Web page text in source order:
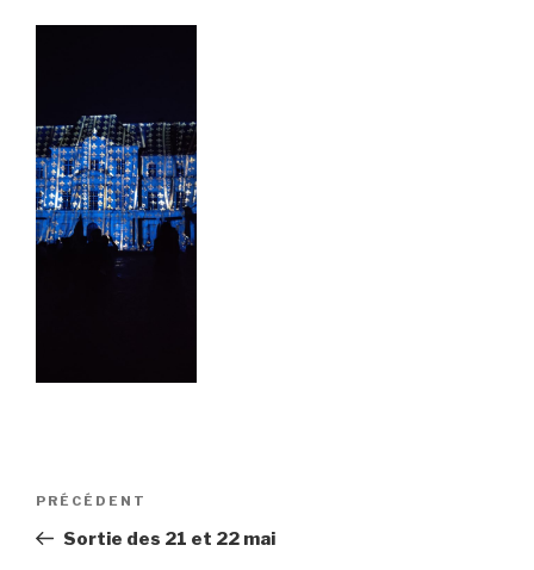
Navigation
l’article
Article
précédent
PRÉCÉDENT
Sortie des 21 et 22 mai